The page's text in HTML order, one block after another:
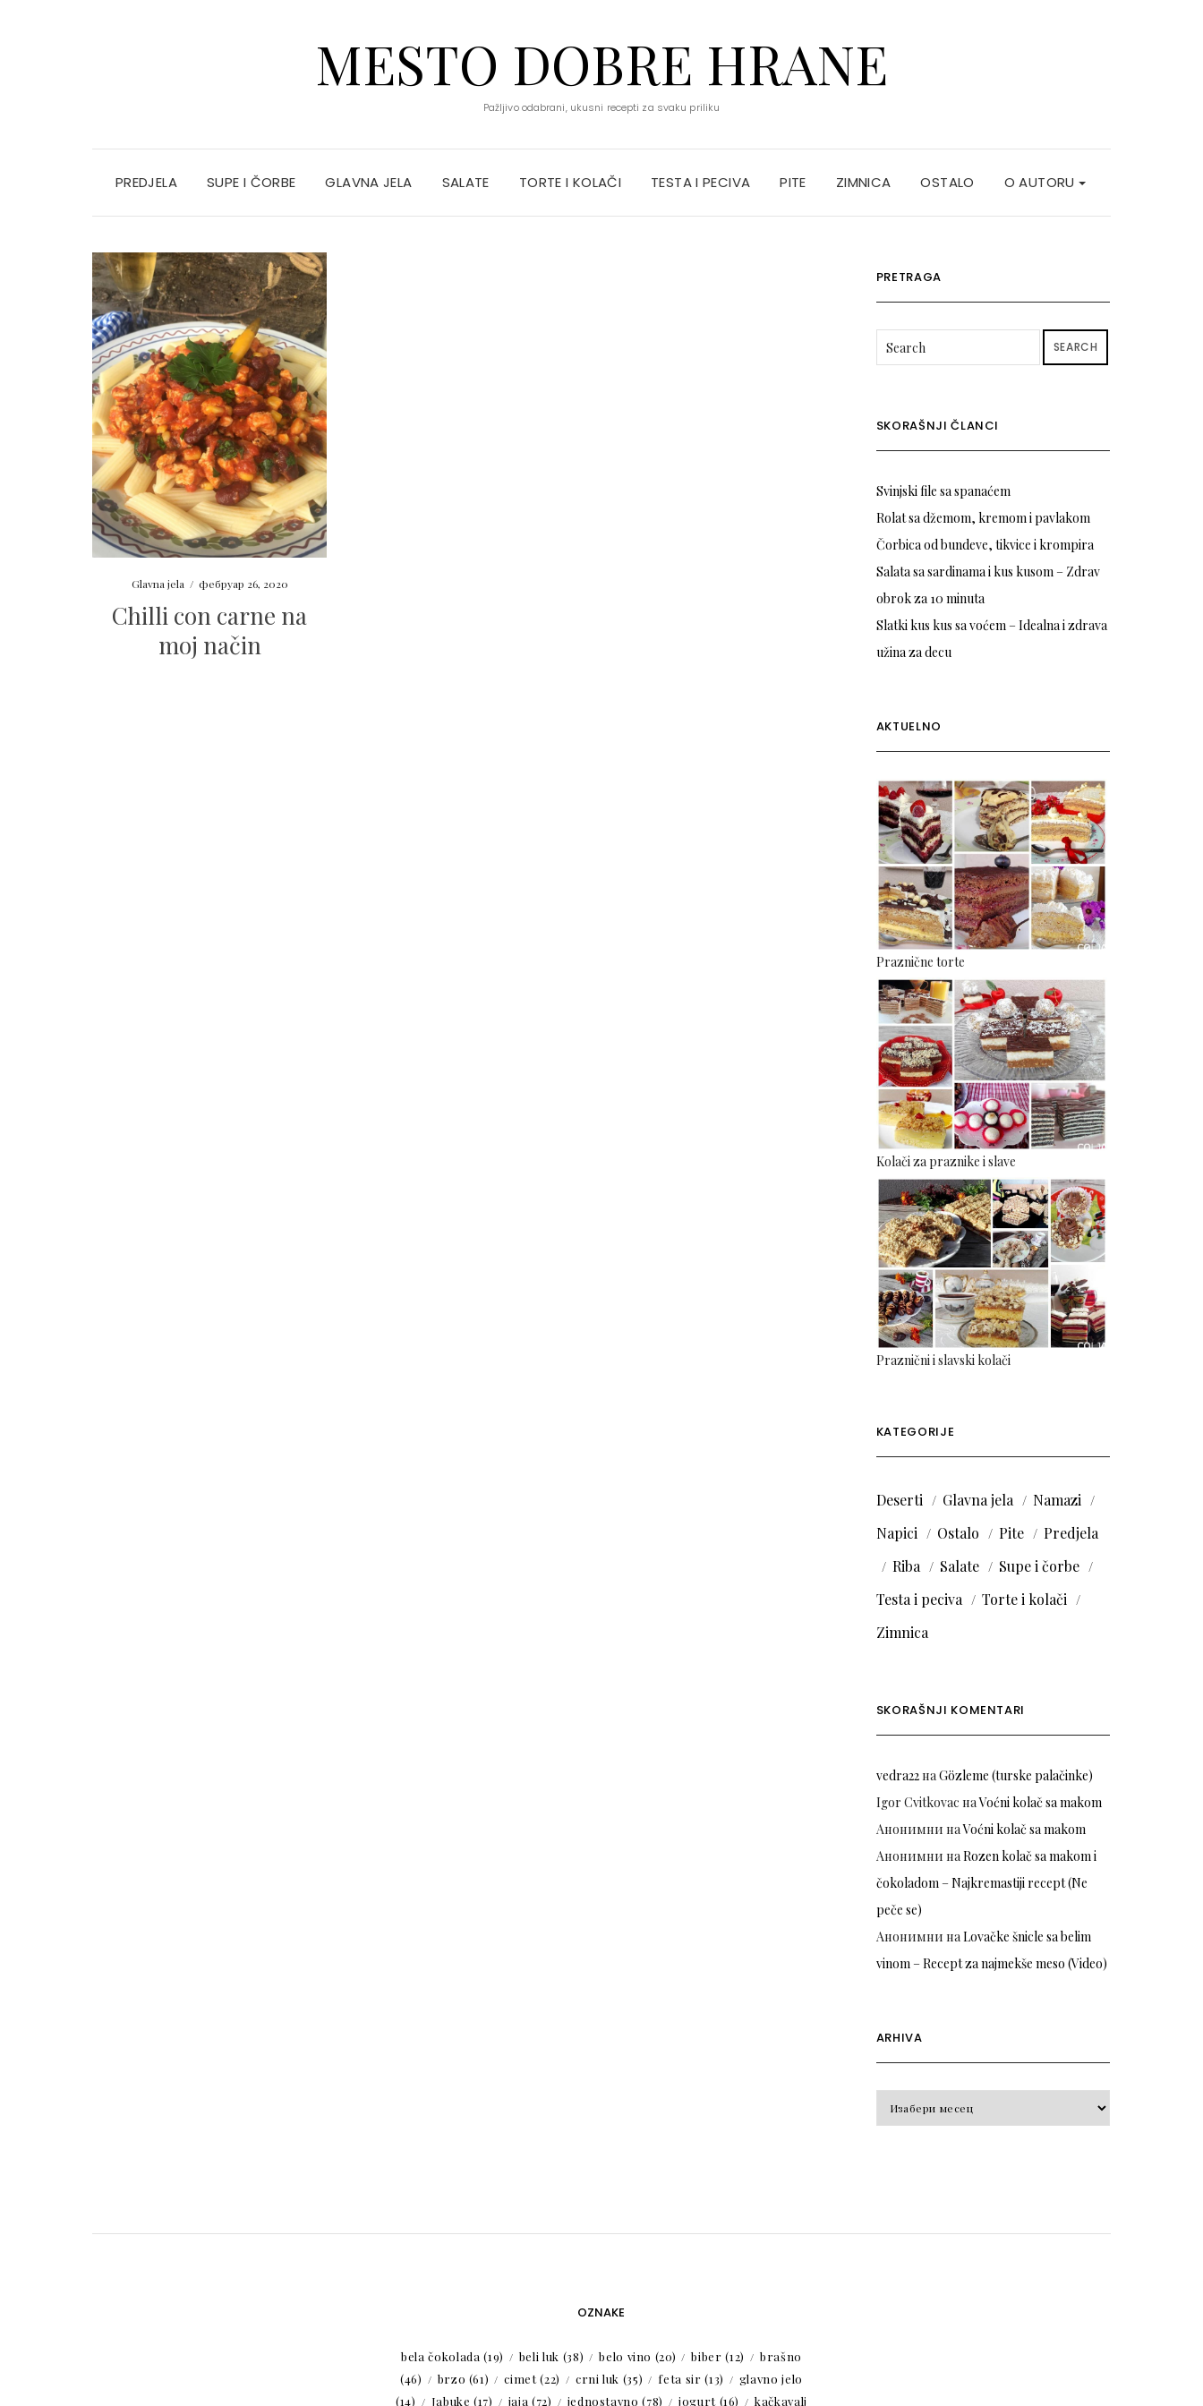
MESTO DOBRE HRANE
Pažljivo odabrani, ukusni recepti za svaku priliku
PREDJELA SUPE I ČORBE GLAVNA JELA SALATE TORTE I KOLAČI TESTA I PECIVA PITE ZIMNICA OSTALO O AUTORU
Glavna jela / фебруар 26, 2020
Chilli con carne na
moj način
PRETRAGA
SEARCH
SKORAŠNJI ČLANCI
Svinjski file sa spanaćem
Rolat sa džemom, kremom i pavlakom
Čorbica od bundeve, tikvice i krompira
Salata sa sardinama i kus kusom – Zdrav
obrok za 10 minuta
Slatki kus kus sa voćem – Idealna i zdrava
užina za decu
AKTUELNO
Praznične torte
Kolači za praznike i slave
Praznični i slavski kolači
KATEGORIJE
Deserti Glavna jela
Namazi
Napici
Ostalo Pite
Predjela
Riba
Salate
Supe i čorbe
Testa i peciva
Torte i kolači
Zimnica
SKORAŠNJI KOMENTARI
vedra22наGözleme (turske palačinke)
Igor Cvitkovac наVoćni kolač sa makom
Анонимни наVoćni kolač sa makom
Анонимни наRozen kolač sa makom i
čokoladom – Najkremastiji recept (Ne
peče se)
Анонимни наLovačke šnicle sa belim
vinom – Recept za najmekše meso (Video)
ARHIVA
OZNAKE
bela čokolada (19) beli luk (38) belo vino (20) biber (12)
brašno
(46)
brzo (61) cimet(22) crni luk (35) feta sir (13)
glavno jelo
(14)
Jabuke (17) jaja (72) jednostavno (78) jogurt(16) kačkavalj